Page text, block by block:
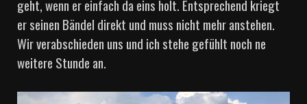
geht, wenn er einfach da eins holt. Entsprechend kriegt
er seinen Bändel direkt und muss nicht mehr anstehen.
Wir verabschieden uns und ich stehe gefühlt noch ne
weitere Stunde an.